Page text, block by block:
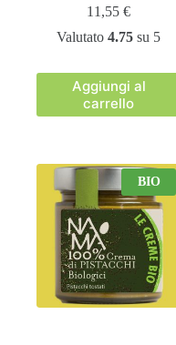
11,55€
Valutato4.75 su 5
Aggiungi al
carrello
BIO